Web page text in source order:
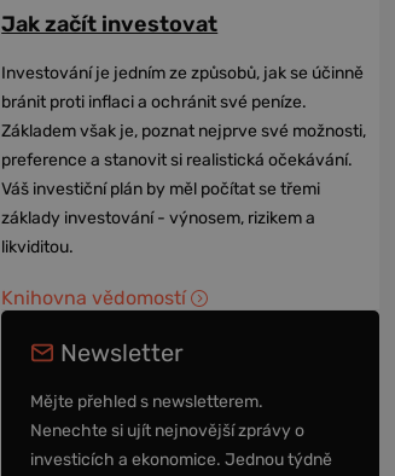
Jak začít investovat
Investování je jedním ze způsobů, jak se účinně
bránit proti inflaci a ochránit své peníze.
Základem však je, poznat nejprve své možnosti,
preference a stanovit si realistická očekávání.
Váš investiční plán by měl počítat se třemi
základy investování - výnosem, rizikem a
likviditou.
Knihovna vědomostí
Newsletter
Mějte přehled s newsletterem.
Nenechte si ujít nejnovější zprávy o
investicích a ekonomice. Jednou týdně